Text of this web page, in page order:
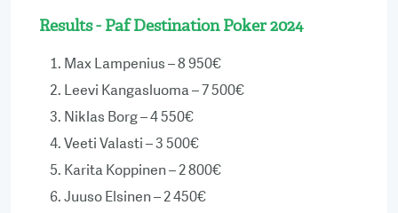
Results - Paf Destination Poker 2024
Max Lampenius – 8 950€
Leevi Kangasluoma – 7 500€
Niklas Borg – 4 550€
Veeti Valasti – 3 500€
Karita Koppinen – 2 800€
Juuso Elsinen – 2 450€